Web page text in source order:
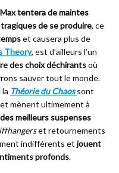
Max tentera de maintes
de se produire, ce
et causera plus de
Theory, est d’ailleurs l’un
des choix déchirantsoù
sauver tout le monde.
Théorie du Chaos sont
mènent ultimement à
meilleurs suspenses
et retournements
indifférents et jouent
profonds.